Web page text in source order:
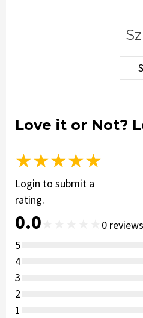
Love it or Not?
★★★★★
Login to submit a
rating.
0.0 0 reviews
5
4
3
2
1